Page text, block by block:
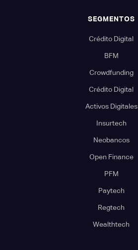
SEGMENTOS
Crédito Digital
BFM
Crowdfunding
Crédito Digital
Activos Digitales
Insurtech
Neobancos
Open Finance
PFM
Paytech
Regtech
Wealthtech